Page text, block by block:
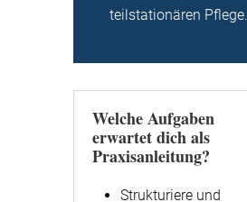
teilstationären Pflege.
Welche Aufgaben
erwartet dich als
Praxisanleitung?
Strukturiere und